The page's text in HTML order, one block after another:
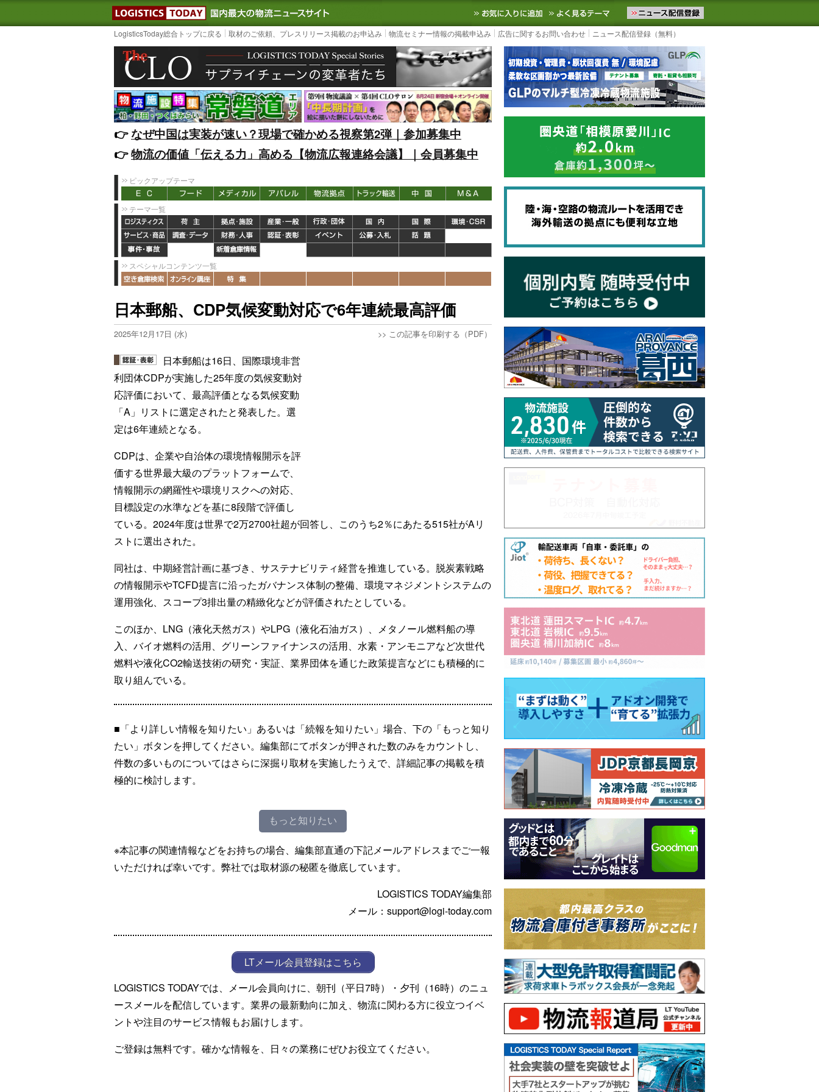
LOGISTICS TODAY｜国内最大の物流ニュースサイト3PL, SCMなど国内外の最新の物流ニュースをお届けします。物流ニュースメール配信を登録す
お気に入りに追加 よく見るテーマ
LogisticsToday総合トップに戻る 取材のご依頼、プレスリリース掲載のお申込み 物流セミナー情報の掲載申込み 広告に関するお問い合わせ ニュース配信登録（無料）
👉️なぜ中国は実装が速い？現場で確かめる視察第2弾｜参加募集中
👉️物流の価値「伝える力」高める【物流広報連絡会議】｜会員募集中
ピックアップテーマ
テーマ一覧
スペシャルコンテンツ一覧
日本郵船、CDP気候変動対応で6年連続最高評価
2025年12月17日 (水) >> この記事を印刷する（PDF）
日本郵船は16日、国際環境非営
利団体CDPが実施した25年度の気候変動対
応評価において、最高評価となる気候変動
「A」リストに選定されたと発表した。選
定は6年連続となる。
CDPは、企業や自治体の環境情報開示を評
価する世界最大級のプラットフォームで、
情報開示の網羅性や環境リスクへの対応、
目標設定の水準などを基に8段階で評価し
ている。2024年度は世界で2万2700社超が回答し、このうち2％にあたる515社がAリ
ストに選出された。
同社は、中期経営計画に基づき、サステナビリティ経営を推進している。脱炭素戦略
の情報開示やTCFD提言に沿ったガバナンス体制の整備、環境マネジメントシステムの
運用強化、スコープ3排出量の精緻化などが評価されたとしている。
このほか、LNG（液化天然ガス）やLPG（液化石油ガス）、メタノール燃料船の導
入、バイオ燃料の活用、グリーンファイナンスの活用、水素・アンモニアなど次世代
燃料や液化CO2輸送技術の研究・実証、業界団体を通じた政策提言などにも積極的に
取り組んでいる。
■「より詳しい情報を知りたい」あるいは「続報を知りたい」場合、下の「もっと知り
たい」ボタンを押してください。編集部にてボタンが押された数のみをカウントし、
件数の多いものについてはさらに深掘り取材を実施したうえで、詳細記事の掲載を積
極的に検討します。
もっと知りたい
※本記事の関連情報などをお持ちの場合、編集部直通の下記メールアドレスまでご一報
いただければ幸いです。弊社では取材源の秘匿を徹底しています。
LOGISTICS TODAY編集部
メール：support@logi-today.com
LTメール会員登録はこちら
LOGISTICS TODAYでは、メール会員向けに、朝刊（平日7時）・夕刊（16時）のニュ
ースメールを配信しています。業界の最新動向に加え、物流に関わる方に役立つイベ
ントや注目のサービス情報もお届けします。
ご登録は無料です。確かな情報を、日々の業務にぜひお役立てください。